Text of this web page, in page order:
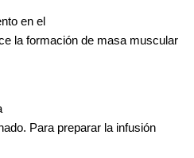
en el
la formación de masa muscular
Para preparar la infusión